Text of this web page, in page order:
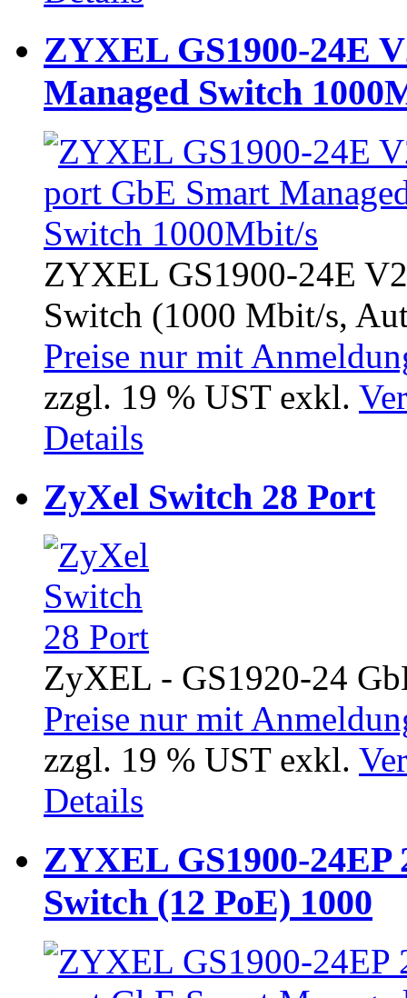
ZYXEL GS1900-24E
Managed Switch
ZYXEL GS1900-24E
Switch (1000 Mbit/s,
Preise nur mit
zzgl. 19 % UST exkl.
Details
ZyXel Switch 28 Port
ZyXEL - GS1920-24
Preise nur mit
zzgl. 19 % UST exkl.
Details
ZYXEL GS1900-
Switch (12 PoE) 1000